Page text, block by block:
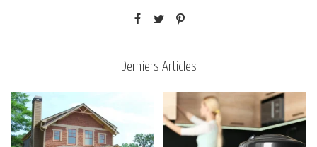
Derniers Articles